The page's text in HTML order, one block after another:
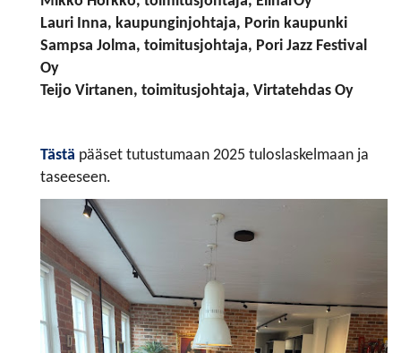
Lauri Inna, kaupunginjohtaja, Porin kaupunki
Sampsa Jolma, toimitusjohtaja, Pori Jazz Festival
Oy
Teijo Virtanen, toimitusjohtaja, Virtatehdas Oy
Tästä pääset tutustumaan 2025 tuloslaskelmaan ja
taseeseen.